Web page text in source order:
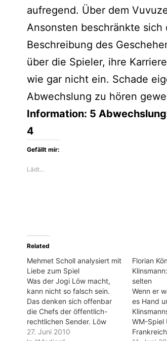
aufregend. Über dem
Ansonsten beschränkte
Beschreibung des
über die Spieler, ihre
wie gar nicht ein. Schade
Abwechslung zu hören
Information: 5
4
Gefällt mir:
Lädt…
Related
Mehmet Scholl analysiert mit
Liebe zum Spiel
Was der Jogi Löw macht,
kann nicht so falsch sein.
Das denken sich offenbar
die Chefs der öffentlich-
rechtlichen Sender. Löw
spielt mit einem festen
27. Juni 2010
Florian
selten
Wenn er
es Hand
WM-Spiel